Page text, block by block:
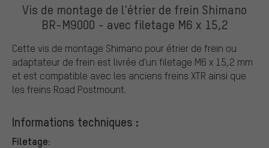
Vis de montage de l'étrier de frein Shimano
BR-M9000 - avec filetage M6 x 15,2
Cette vis de montage Shimano pour étrier de frein ou
adaptateur de frein est livrée d'un filetage M6 x 15,2 mm
et est compatible avec les anciens freins XTR ainsi que
les freins Road Postmount.
Informations techniques :
Filetage: